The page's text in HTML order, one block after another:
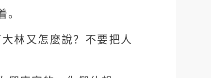
林又怎麼說？不要把人